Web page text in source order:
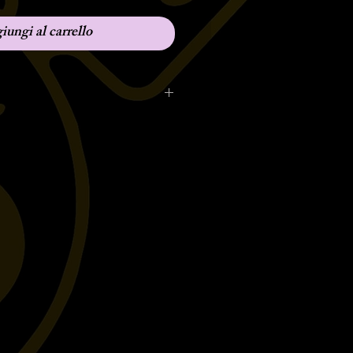
al carrello
sui seguenti
STAR 1300XVS1300
MIDNIGHT
STAR